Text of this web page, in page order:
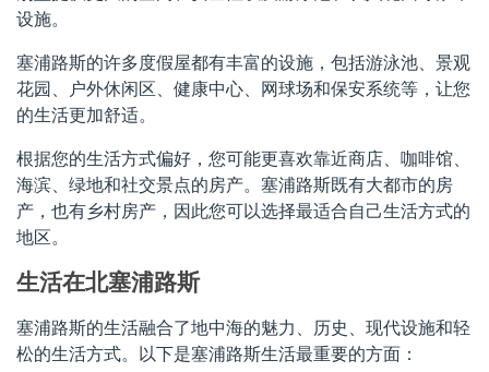
设施。
塞浦路斯的许多度假屋都有丰富的设施，包括游泳池、景观
花园、户外休闲区、健康中心、网球场和保安系统等，让您
的生活更加舒适。
根据您的生活方式偏好，您可能更喜欢靠近商店、咖啡馆、
海滨、绿地和社交景点的房产。塞浦路斯既有大都市的房
产，也有乡村房产，因此您可以选择最适合自己生活方式的
地区。
生活在北塞浦路斯
塞浦路斯的生活融合了地中海的魅力、历史、现代设施和轻
松的生活方式。以下是塞浦路斯生活最重要的方面：